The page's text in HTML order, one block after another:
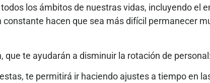
los ámbitos de nuestras vidas, incluyendo el
hacen que sea más difícil permanecer
te ayudarán a disminuir la rotación de personal:
te permitirá ir haciendo ajustes a tiempo en